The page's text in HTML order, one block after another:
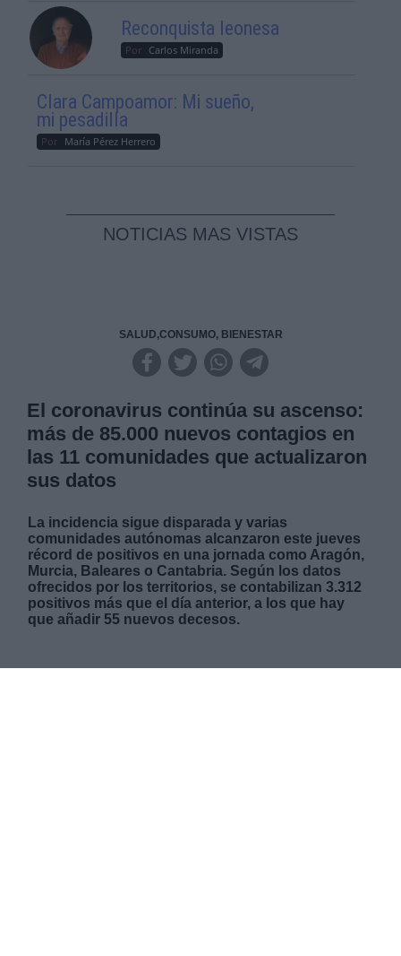
Reconquista leonesa
Por Carlos Miranda
Clara Campoamor: Mi sueño,
mi pesadilla
Por María Pérez Herrero
NOTICIAS MAS VISTAS
SALUD,CONSUMO, BIENESTAR
El coronavirus continúa su ascenso:
más de 85.000 nuevos contagios en
las 11 comunidades que actualizaron
sus datos
La incidencia sigue disparada y varias
comunidades autónomas alcanzaron este jueves
récord de positivos en una jornada como Aragón,
Murcia, Baleares o Cantabria. Según los datos
ofrecidos por los territorios, se contabilizan 3.312
positivos más que el día anterior, a los que hay
que añadir 55 nuevos decesos.